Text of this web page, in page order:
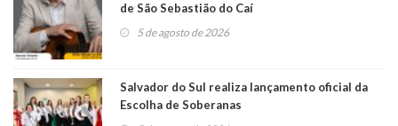
de São Sebastião do Caí
5 de agosto de 2026
Salvador do Sul realiza lançamento oficial da
Escolha de Soberanas